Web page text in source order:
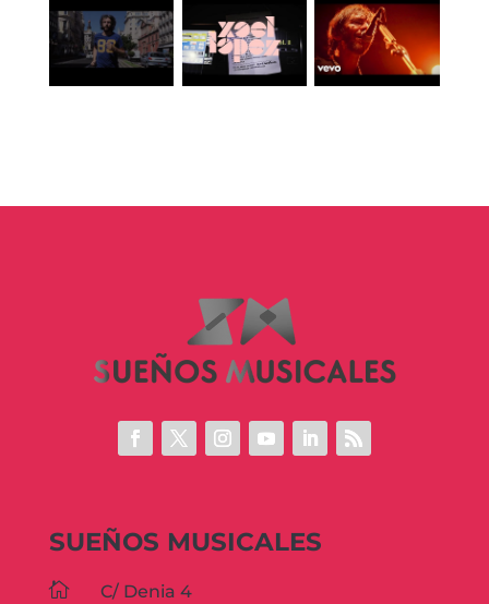
SUEÑOS MUSICALES

C/ Denia 4